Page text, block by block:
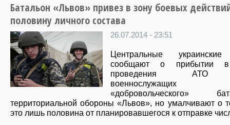
Батальон «Львов» привез в зону боевых
половину личного состава
26.07.2014 - 23:51
Центральные
сообщают о прибытии
проведения АТО
военнослужащих
«добровольческого»
территориальной обороны «Львов», но умалчивают о
это лишь половина от планировавшегося к отправке